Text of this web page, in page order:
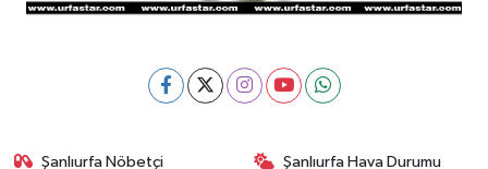
Şanlıurfa Nöbetçi Şanlıurfa Hava Durumu